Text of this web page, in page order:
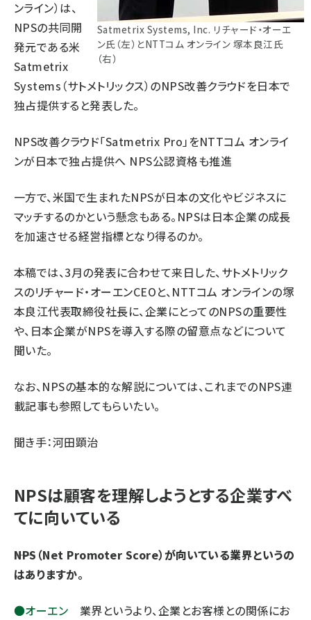
Satmetrix Systems, Inc. リチャード・オーエ
ン氏（左）とNTTコム オンライン 塚本良江氏
（右）
ンライン）は、
NPSの共同開
発元である米
Satmetrix
Systems（サトメトリックス）のNPS改善クラウドを日本で
独占提供すると発表した。
NPS改善クラウド「Satmetrix Pro」をNTTコム オンライ
ンが日本で独占提供へ NPS公認資格も推進
一方で、米国で生まれたNPSが日本の文化やビジネスに
マッチするのかという懸念もある。NPSは日本企業の成長
を加速させる経営指標となり得るのか。
本稿では、3月の発表に合わせて来日した、サトメトリック
スのリチャード・オーエンCEOと、NTTコム オンラインの塚
本良江代表取締役社長に、企業にとってのNPSの重要性
や、日本企業がNPSを導入する際の留意点などについて
聞いた。
なお、NPSの基本的な解説については、これまでのNPS連
載記事も参照してもらいたい。
聞き手：河田顕治
NPSは顧客を理解しようとする企業すべ
てに向いている
――NPS（Net Promoter Score）が向いている業界というの
はありますか。
●オーエン 業界というより、企業とお客様との関係にお